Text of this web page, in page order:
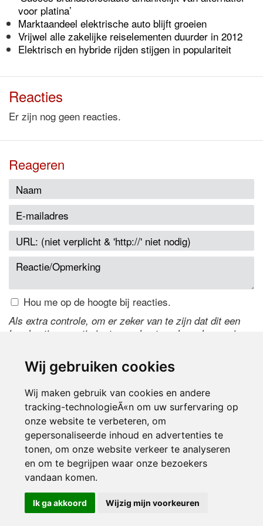
Wij gebruiken cookies
Wij maken gebruik van cookies en andere
tracking-technologieÃ«n om uw surfervaring op
onze website te verbeteren, om
gepersonaliseerde inhoud en advertenties te
tonen, om onze website verkeer te analyseren
en om te begrijpen waar onze bezoekers
vandaan komen.
Ik ga akkoord Wijzig mijn voorkeuren
voor platina’
Marktaandeel elektrische auto blijft groeien
Vrijwel alle zakelijke reiselementen duurder in 2012
Elektrisch en hybride rijden stijgen in populariteit
Reacties
Er zijn nog geen reacties.
Reageren
Hou me op de hoogte bij reacties.
Als extra controle, om er zeker van te zijn dat dit een
handmatige reactie is, typ onderstaande code over in
de code te wijzigen.
© 2000-2026 UFE Media:Managersonline.nl|Brisk magazine
Partners:Autowereld.com